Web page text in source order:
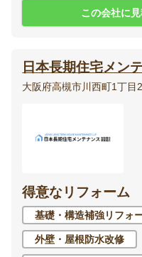
この会社に
日本長期住宅メン
大阪府高槻市川西町1丁目
得意なリフォーム
基礎・構造補強リフォ
外壁・屋根防水改修